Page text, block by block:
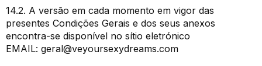
14.2. A versão em cada momento em vigor das
presentes Condições Gerais e dos seus anexos
encontra-se disponível no sítio eletrónico
EMAIL: geral@veyoursexydreams.com